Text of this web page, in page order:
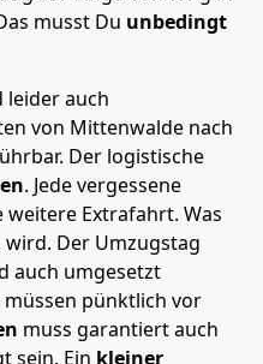
musst Du unbedingt
leider auch
von Mittenwalde nach
Der logistische
. Jede vergessene
Extrafahrt. Was
wird. Der Umzugstag
auch umgesetzt
pünktlich vor
muss garantiert auch
sein. Ein kleiner